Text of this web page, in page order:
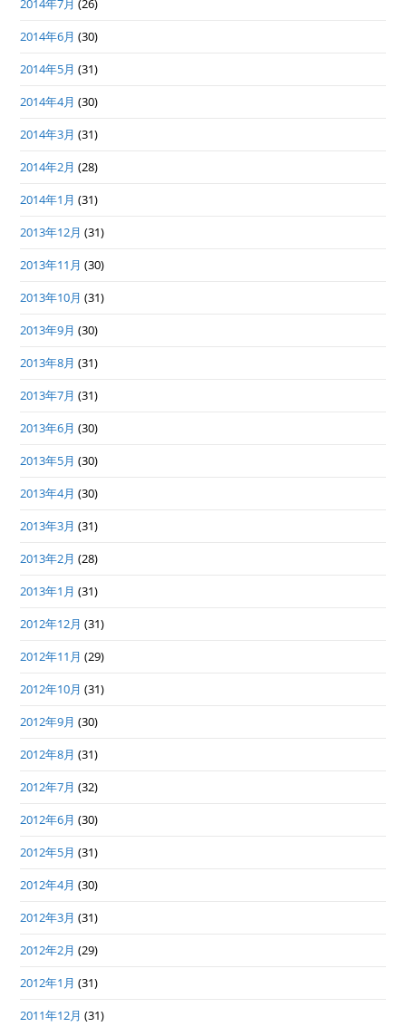
2014年7月 (26)
2014年6月 (30)
2014年5月 (31)
2014年4月 (30)
2014年3月 (31)
2014年2月 (28)
2014年1月 (31)
2013年12月 (31)
2013年11月 (30)
2013年10月 (31)
2013年9月 (30)
2013年8月 (31)
2013年7月 (31)
2013年6月 (30)
2013年5月 (30)
2013年4月 (30)
2013年3月 (31)
2013年2月 (28)
2013年1月 (31)
2012年12月 (31)
2012年11月 (29)
2012年10月 (31)
2012年9月 (30)
2012年8月 (31)
2012年7月 (32)
2012年6月 (30)
2012年5月 (31)
2012年4月 (30)
2012年3月 (31)
2012年2月 (29)
2012年1月 (31)
2011年12月 (31)